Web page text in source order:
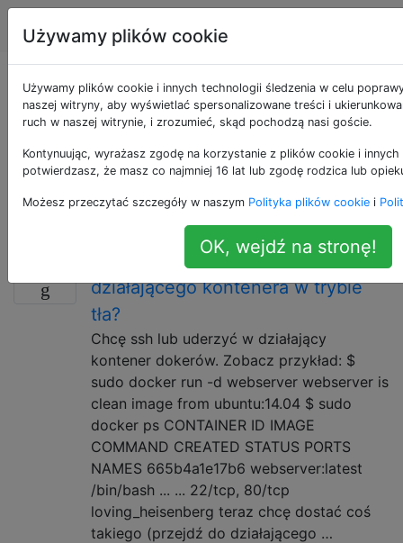
Ubuntu Tagi
Pytania otagowane
jako docker
Docker to otwarta platforma dla programistów i
administratorów systemów do tworzenia, wysyłania i
uruchamiania aplikacji rozproszonych.
Jak wprowadzić bash lub ssh do
działającego kontenera w trybie
tła?
Chcę ssh lub uderzyć w działający
kontener dokerów. Zobacz przykład: $
sudo docker run -d webserver webserver is
clean image from ubuntu:14.04 $ sudo
docker ps CONTAINER ID IMAGE
COMMAND CREATED STATUS PORTS
NAMES 665b4a1e17b6 webserver:latest
/bin/bash ... ... 22/tcp, 80/tcp
loving_heisenberg teraz chcę dostać coś
takiego (przejdź do działającego …
Używamy plików cookie
Używamy plików cookie i innych technologii śledzenia w celu
naszej witryny, aby wyświetlać spersonalizowane treści i
ruch w naszej witrynie, i zrozumieć, skąd pochodzą nasi goście.
Kontynuując, wyrażasz zgodę na korzystanie z plików cookie i
potwierdzasz, że masz co najmniej 16 lat lub zgodę rodzica lub
Możesz przeczytać szczegóły w naszym Polityka plików cookie i
OK, wejdź na stronę!